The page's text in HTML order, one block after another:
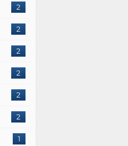
2
2
2
2
2
2
1